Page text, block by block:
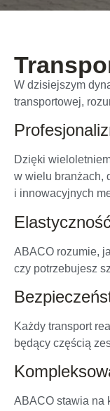
W dzisiejszym
transportowej,
Dzięki
w wielu branżach,
i innowacyjnych
ABACO rozumie,
czy potrzebujesz
Każdy transport
będący częścią
ABACO stawia na